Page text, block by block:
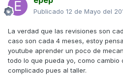
Publicado 12 de Mayo del
La verdad que las revisiones son
caso son cada 4 meses, estoy
youtube aprender un poco de
todo lo que pueda yo, como
complicado pues al taller.